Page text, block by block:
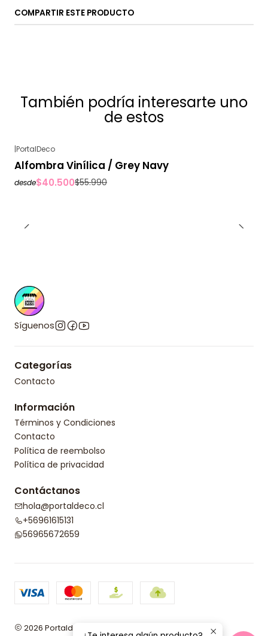
COMPARTIR ESTE PRODUCTO
También podría interesarte uno
de estos
|PortalDeco
Alfombra Vinílica / Grey Navy
desde$40.500$55.990
Síguenos
Categorías
Contacto
Información
Términos y Condiciones
Contacto
Política de reembolso
Política de privacidad
Contáctanos
hola@portaldeco.cl
+56961615131
56965672659
2026 Portaldeco.